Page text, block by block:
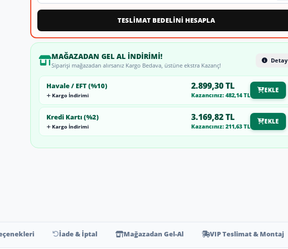
TESLİMAT BEDELİNİ HESAPLA
MAĞAZADAN GEL AL İNDIRIMI!
Siparişi mağazadan alırsanız Kargo Bedava, üstüne ekstra Kazanç!
Detay
Havale / EFT (%10)
Kargo İndirimi
2.899,30 TL
Kazancınız: 482,14 TL
EKLE
Kredi Kartı (%2)
Kargo İndirimi
3.169,82 TL
Kazancınız: 211,63 TL
EKLE
İade & İptal Mağazadan Gel-Al VIP Teslimat & Montaj